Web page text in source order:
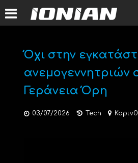
Όχι στην
ανεμογεννητριών
Γεράνεια Όρη
03/07/2026 Tech